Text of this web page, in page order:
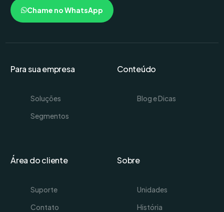
Chame no WhatsApp
Para sua empresa
Soluções
Segmentos
Conteúdo
Blog e Dicas
Área do cliente
Suporte
Contato
Sobre
Unidades
História